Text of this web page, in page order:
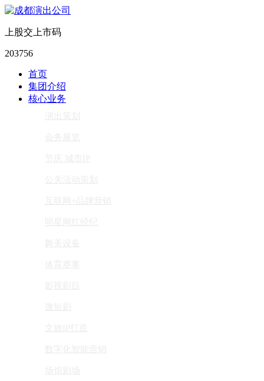
上股交上市码
203756
首页
集团介绍
核心业务